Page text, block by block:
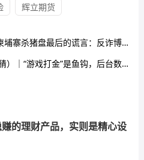
辉立期货
谎言：反诈博主救不了你，自己去派出所还能救自己
据全是饵——你在“财神知我意”群里点的每一步，都在给骗子送跑路经费
的理财产品，实则是精心设